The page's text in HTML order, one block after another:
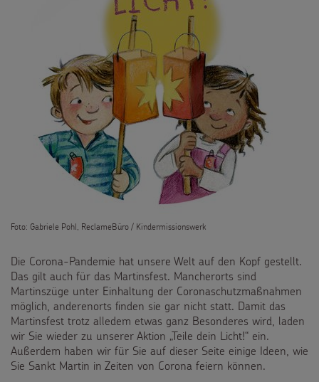
Kinderarbeit
Behinderung
Grundsätze der Projektarbeit
Weltmissionstag der Kinder
Weihnachten Weltweit
Basteln & Aktionen
Gottesdienstbausteine
SPENDEN
Pate werden
Sternsinger-Spendenaktionen
Spendenformular
Spendendose
Spendenmöglichkeiten
Unternehmensspenden
Backen und Basteln
Sternsinger-Magazin
Videos
Sternsinger-Steckbrief
Über uns
Presse
Kontakt
Foto: Gabriele Pohl, ReclameBüro / Kindermissionswerk
Die Corona-Pandemie hat unsere Welt auf den Kopf gestellt.
Das gilt auch für das Martinsfest. Mancherorts sind
Martinszüge unter Einhaltung der Coronaschutzmaßnahmen
möglich, anderenorts finden sie gar nicht statt. Damit das
Martinsfest trotz alledem etwas ganz Besonderes wird, laden
wir Sie wieder zu unserer Aktion „Teile dein Licht!“ ein.
Außerdem haben wir für Sie auf dieser Seite einige Ideen, wie
Sie Sankt Martin in Zeiten von Corona feiern können.